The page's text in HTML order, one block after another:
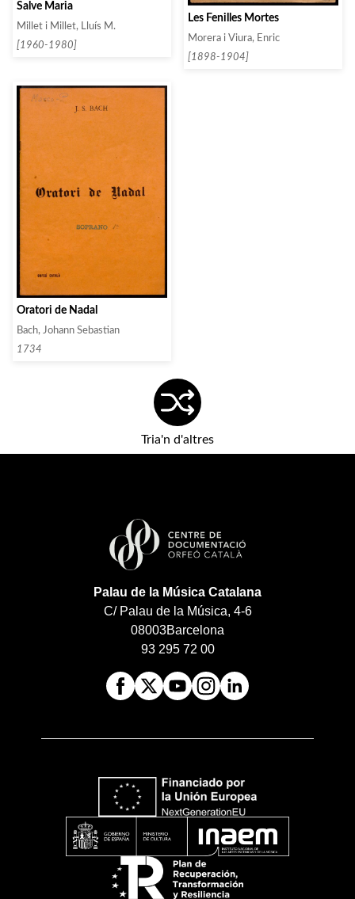
Salve Maria
Millet i Millet, Lluís M.
[1960-1980]
Les Fenilles Mortes
Morera i Viura, Enric
[1898-1904]
Oratori de Nadal
Bach, Johann Sebastian
1734
Tria'n d'altres
Palau de la Música Catalana
C/ Palau de la Música, 4-6
08003Barcelona
93 295 72 00